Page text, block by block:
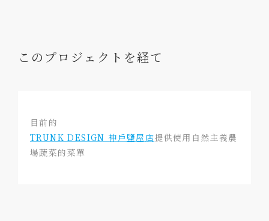
このプロジェクトを経て
目前的
TRUNK DESIGN 神戶鹽屋店提供使用自然主義農
場蔬菜的菜單